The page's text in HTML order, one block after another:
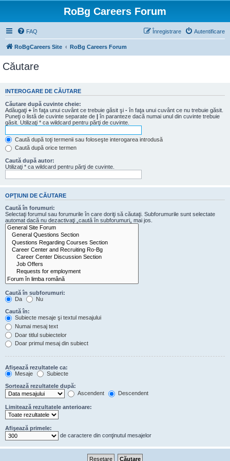
RoBg Careers Forum
FAQ Autentificare
Înregistrare
RoBgCareers Site RoBg Careers Forum
Căutare
INTEROGARE DE CĂUTARE
Căutare după cuvinte cheie:
Adăugaţi + în faţa unui cuvânt ce trebuie găsit şi - în faţa unui cuvânt ce nu trebuie găsit.
Puneţi o listă de cuvinte separate de | în paranteze dacă numai unul din cuvinte trebuie
găsit. Utilizaţi * ca wildcard pentru părţi de cuvinte.
Caută după toţi termenii sau foloseşte interogarea introdusă
Caută după orice termen
Caută după autor:
Utilizaţi * ca wildcard pentru părţi de cuvinte.
OPŢIUNI DE CĂUTARE
Caută în forumuri:
Selectaţi forumul sau forumurile în care doriţi să căutaţi. Subforumurile sunt selectate
automat dacă nu dezactivaţi „caută în subforumuri„ mai jos.
Caută în subforumuri:
Da
Nu
Caută în:
Subiecte mesaje şi textul mesajului
Numai mesaj text
Doar titlul subiectelor
Doar primul mesaj din subiect
Afişează rezultatele ca:
Mesaje
Subiecte
Sortează rezultatele după:
Ascendent
Descendent
Limitează rezultatele anterioare:
Afişează primele:
de caractere din conţinutul mesajelor